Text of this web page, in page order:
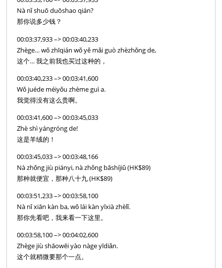
Nà nǐ shuō duōshao qián?
那你说多少钱？
00:03:37,933 –> 00:03:40,233
Zhège… wǒ zhīqián wǒ yě mǎi guò zhèzhǒng de,
这个… 我之前我也买过这种的，
00:03:40,233 –> 00:03:41,600
Wǒ juéde méiyǒu zhème guì a.
我觉得没有这么贵啊。
00:03:41,600 –> 00:03:45,033
Zhè shì yángróng de!
这是羊绒的！
00:03:45,033 –> 00:03:48,166
Nà zhǒng jiù piányi, nà zhǒng bāshíjiǔ (HK$89)
那种就便宜，那种八十九 (HK$89)
00:03:51,233 –> 00:03:58,100
Nà nǐ xiān kàn ba, wǒ lái kàn yīxià zhèlǐ.
那你先看吧，我来看一下这里。
00:03:58,100 –> 00:04:02,600
Zhège jiù shāowēi yào nàge yīdiǎn.
这个就稍微要那个一点。